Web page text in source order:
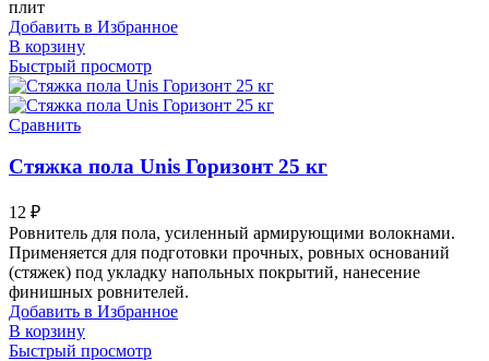
плит
Добавить в Избранное
В корзину
Быстрый просмотр
Сравнить
Стяжка пола Unis Горизонт 25 кг
12 ₽
Ровнитель для пола, усиленный армирующими волокнами.
Применяется для подготовки прочных, ровных оснований
(стяжек) под укладку напольных покрытий, нанесение
финишных ровнителей.
Добавить в Избранное
В корзину
Быстрый просмотр